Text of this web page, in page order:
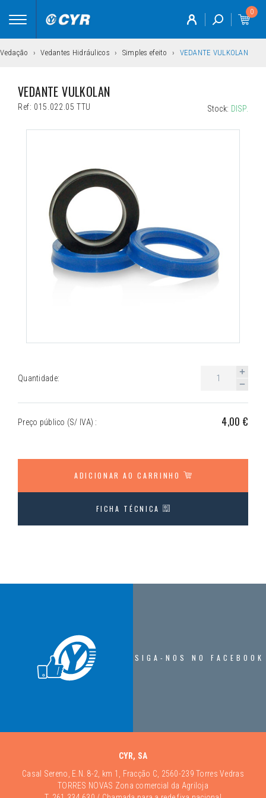
Toggle
0
Vedação Vedantes Hidráulicos Simples efeito VEDANTE VULKOLAN
VEDANTE VULKOLAN
Ref: 015.022.05 TTU Stock: DISP.
Quantidade:
Preço público (S/ IVA) : 4,00 €
ADICIONAR AO CARRINHO
FICHA TÉCNICA
SIGA-NOS NO FACEBOOK
CYR, SA
Casal Sereno, E.N. 8-2, km 1, Fracção C, 2560-239 Torres Vedras
TORRES NOVAS Zona comercial da Agriloja